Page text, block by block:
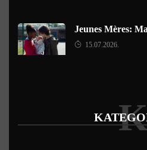
Jeunes Mères:
15.07.2026.